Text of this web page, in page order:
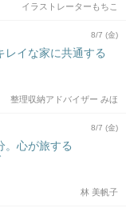
イラストレーターもちこ
8/7 (金)
レイな家に共通する
整理収納アドバイザー みほ
8/7 (金)
。心が旅する
林 美帆子